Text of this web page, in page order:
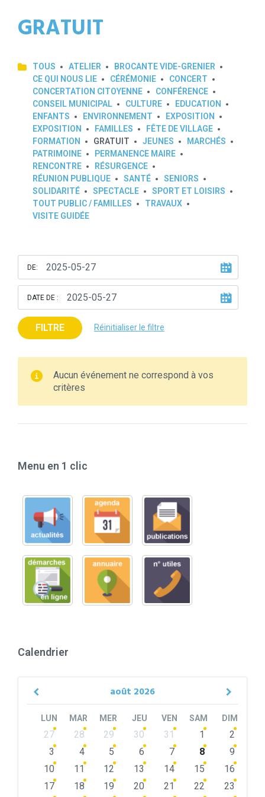
GRATUIT
TOUS ATELIER
BROCANTE VIDE-GRENIER
CE QUI NOUS LIE
CÉRÉMONIE
CONCERT
CONCERTATION CITOYENNE
CONFÉRENCE
CONSEIL MUNICIPAL
CULTURE
EDUCATION
ENFANTS
ENVIRONNEMENT
EXPOSITION
EXPOSITION
FAMILLES
FÊTE DE VILLAGE
FORMATION
GRATUIT JEUNES
MARCHÉS
PATRIMOINE
PERMANENCE MAIRE
RENCONTRE
RÉSURGENCE
RÉUNION PUBLIQUE
SANTÉ
SENIORS
SOLIDARITÉ
SPECTACLE
SPORT ET LOISIRS
TOUT PUBLIC / FAMILLES
TRAVAUX
VISITE GUIDÉE
DE:
DATE DE :
FILTRE Réinitialiser le filtre
Aucun événement ne correspond à vos
critères
Menu en 1 clic
Calendrier
août 2026
Previous
LUN MAR MER JEU VEN SAM DIM
Skip
calendar
27 28 29 30 31 1
2
3
4 5 6 7 8
9
10
11 12 13 14 15
16
17
18 19 20 21 22
23